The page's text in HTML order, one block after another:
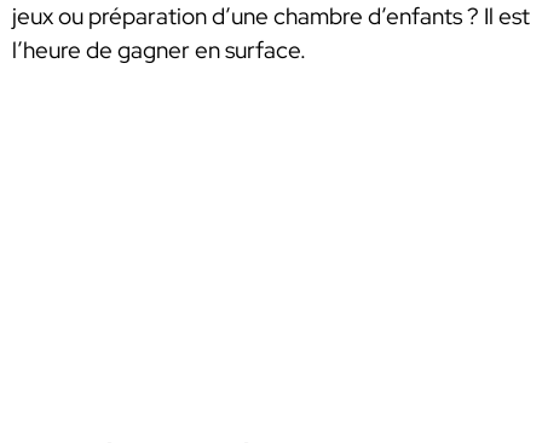
jeux ou préparation d’une chambre d’enfants ? Il est
l’heure de gagner en surface.